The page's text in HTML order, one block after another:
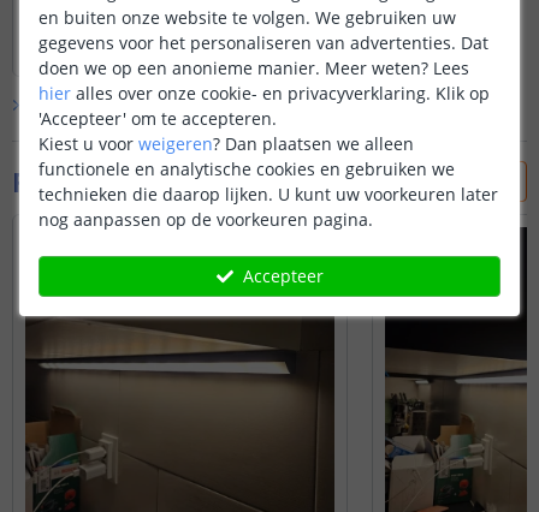
Johan van den brink | 29 mei 2025
Bekijk alle 1 reviews
Foto's van klanten
en buiten onze website te volgen. We gebruiken uw
gegevens voor het personaliseren van advertenties. Dat
doen we op een anonieme manier. Meer weten? Lees
hier alles over onze cookie- en privacyverklaring. Klik op
'Accepteer' om te accepteren.
Kiest u voor weigeren? Dan plaatsen we alleen
functionele en analytische cookies en gebruiken we
technieken die daarop lijken. U kunt uw voorkeuren later
nog aanpassen op de voorkeuren pagina.
Accepteer